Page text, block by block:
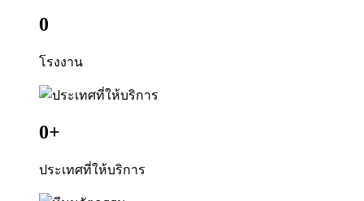
0
โรงงาน
0+
ประเทศที่ให้บริการ